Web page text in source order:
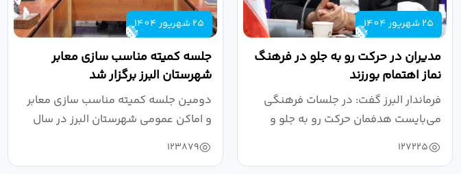
25 شهریور 1404
مدیران در حرکت رو به جلو در فرهنگ
نماز اهتمام بورزند
فرماندار البرز گفت: در جلسات فرهنگی
می‌بایست هدفمان حرکت رو به جلو و
دستیابی...
127225
25 شهریور 1404
جلسه کمیته مناسب سازی معابر
شهرستان البرز برگزار شد
دومین جلسه کمیته مناسب سازی معابر
و اماکن عمومی شهرستان البرز در سال
۱۴۰۴ به...
123879